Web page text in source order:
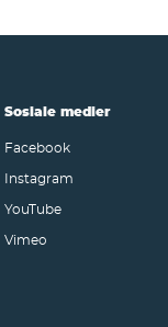
Sosiale medier
Facebook
Instagram
YouTube
Vimeo